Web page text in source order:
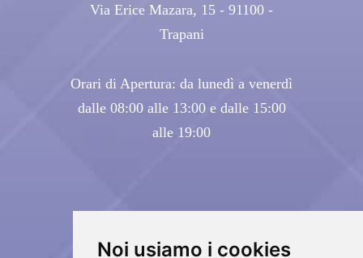
Noi usiamo i cookies
Via Erice Mazara, 15 - 91100 -
Trapani
Orari di Apertura: da lunedì a venerdì
dalle 08:00 alle 13:00 e dalle 15:00
alle 19:00